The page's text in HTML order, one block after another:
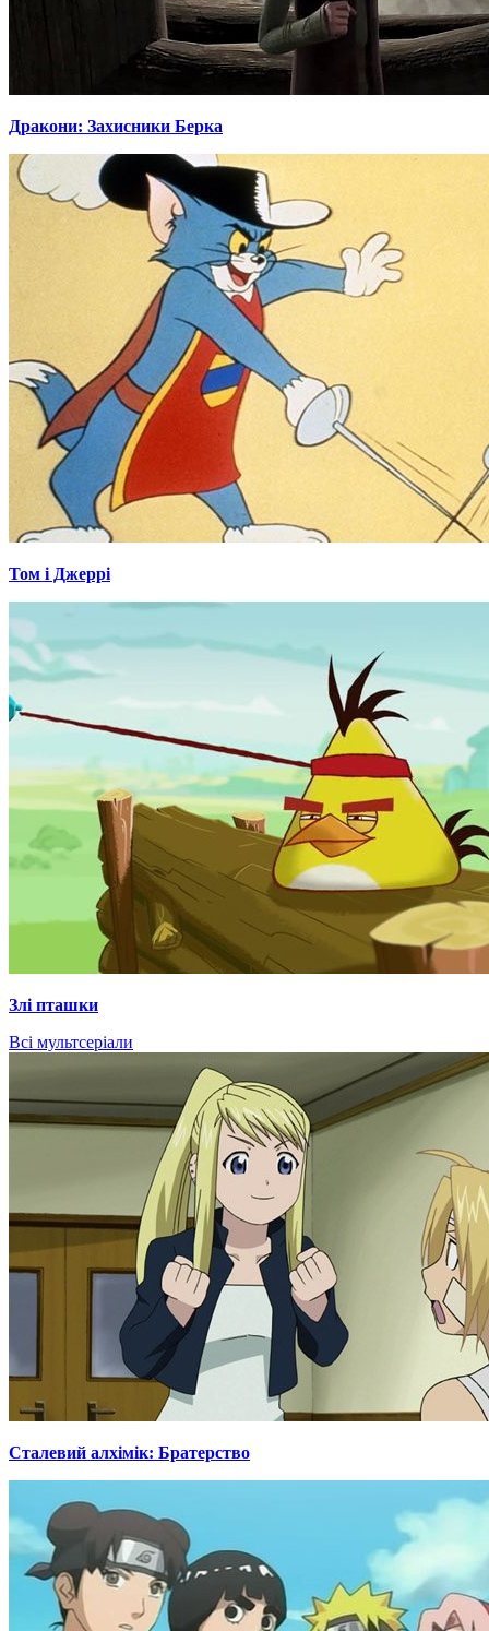
Дракони: Захисники Берка
Том і Джеррі
Злі пташки
Всі мультсеріали
Сталевий алхімік: Братерство